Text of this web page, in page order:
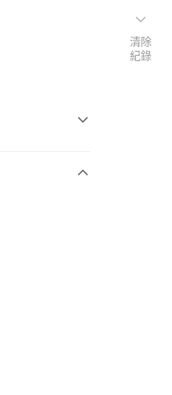
清除
紀錄